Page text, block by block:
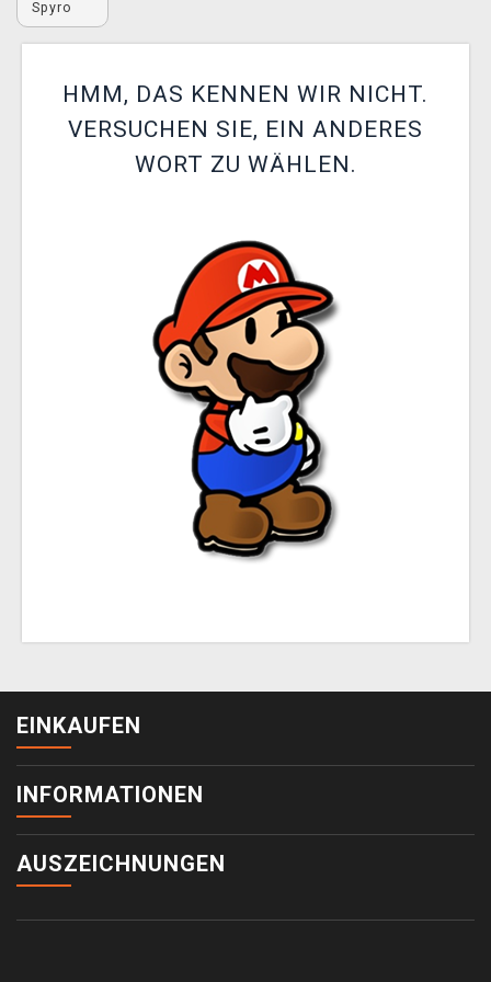
XZONE CLUB
Spyro
HMM, DAS KENNEN WIR NICHT.
VERSUCHEN SIE, EIN ANDERES
WORT ZU WÄHLEN.
EINKAUFEN
INFORMATIONEN
AUSZEICHNUNGEN